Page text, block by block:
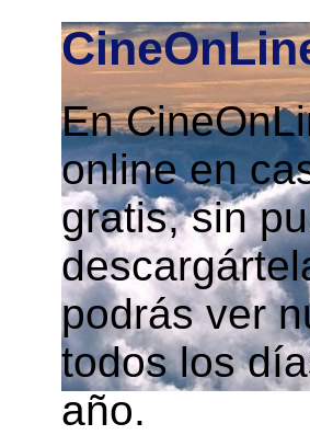
En
online en
gratis, sin
podrás ver
todos los
año.